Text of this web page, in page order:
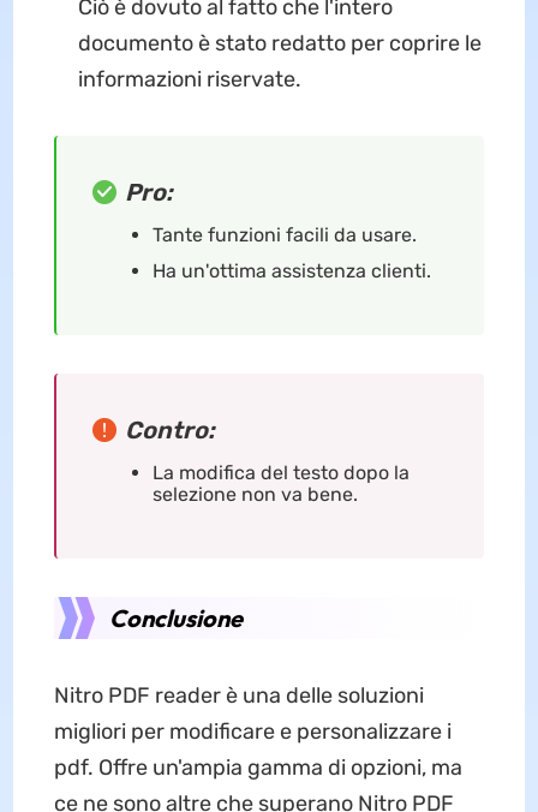
Ciò è dovuto al fatto che l'intero
documento è stato redatto per coprire le
informazioni riservate.
Pro:
Tante funzioni facili da usare.
Ha un'ottima assistenza clienti.
Contro:
La modifica del testo dopo la
selezione non va bene.
Conclusione
Nitro PDF reader è una delle soluzioni
migliori per modificare e personalizzare i
pdf. Offre un'ampia gamma di opzioni, ma
ce ne sono altre che superano Nitro PDF